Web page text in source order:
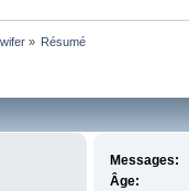
» Résumé
Messages:
Âge: